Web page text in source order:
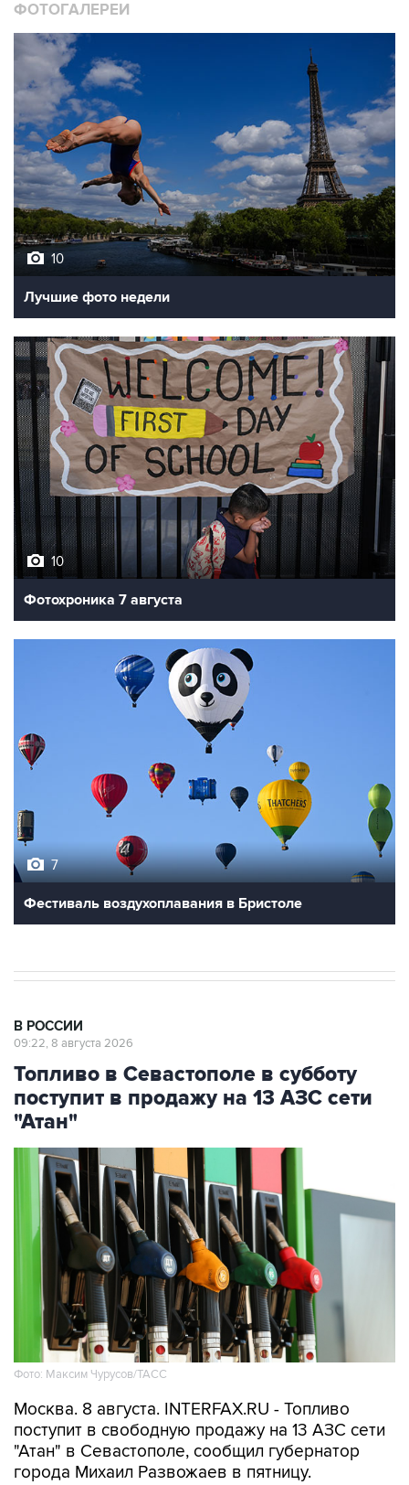
10
Лучшие фото недели
10
Фотохроника 7 августа
Фестиваль воздухоплавания в Бристоле
Топливо в Севастополе в субботу
поступит в продажу на 13 АЗС сети
"Атан"
Фото: Максим Чурусов/ТАСС
Москва. 8 августа. INTERFAX.RU - Топливо
"Атан" в Севастополе, сообщил губернатор
города Михаил Развожаев в пятницу.
"Сегодня с 10:00 на 13 заправках "Атан" в